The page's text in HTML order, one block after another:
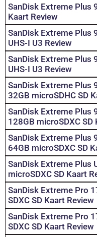
SanDisk Extreme Plus
Kaart Review
SanDisk Extreme Plus
UHS-I U3 Review
SanDisk Extreme Plus
UHS-I U3 Review
SanDisk Extreme Plus
32GB microSDHC SD
SanDisk Extreme Plus
128GB microSDXC SD
SanDisk Extreme Plus
64GB microSDXC SD
SanDisk Extreme Plus
microSDXC SD Kaart
SanDisk Extreme Pro
SDXC SD Kaart Review
SanDisk Extreme Pro
SDXC SD Kaart Review